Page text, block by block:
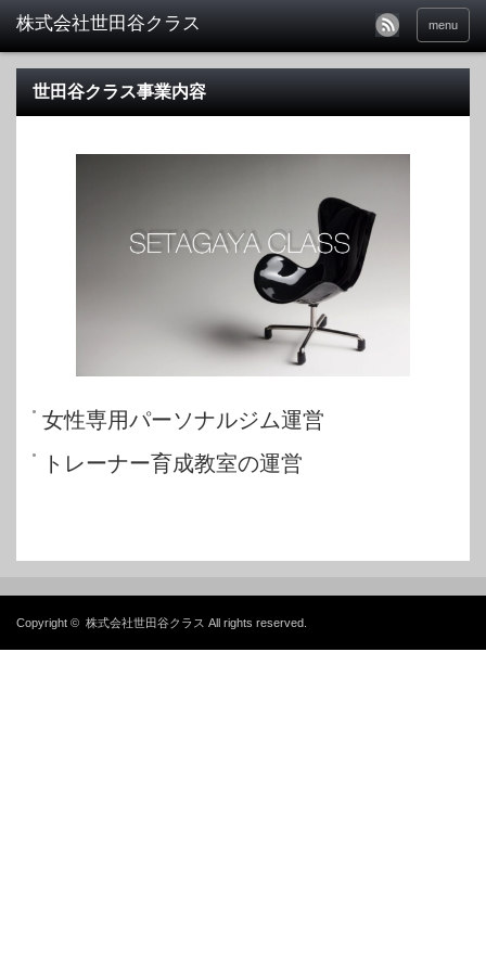
menu
世田谷クラス事業内容
女性専用パーソナルジム運営
トレーナー育成教室の運営
Copyright © 株式会社世田谷クラス All rights reserved.